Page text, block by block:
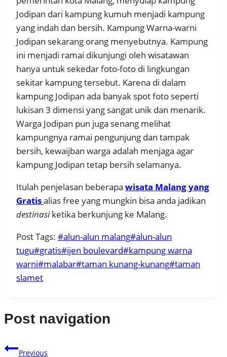
Jodipan dari kampung kumuh menjadi kampung
yang indah dan bersih. Kampung Warna-warni
Jodipan sekarang orang menyebutnya. Kampung
ini menjadi ramai dikunjungi oleh wisatawan
hanya untuk sekedar foto-foto di lingkungan
sekitar kampung tersebut. Karena di dalam
kampung Jodipan ada banyak spot foto seperti
lukisan 3 dimensi yang sangat unik dan menarik.
Warga Jodipan pun juga senang melihat
kampungnya ramai pengunjung dan tampak
bersih, kewaijban warga adalah menjaga agar
kampung Jodipan tetap bersih selamanya.
Itulah penjelasan beberapa wisata Malang yang
Gratisalias free yang mungkin bisa anda jadikan
destinasiketika berkunjung ke Malang.
Post Tags: #alun-alun malang#alun-alun
tugu#gratis#ijen boulevard#kampung warna
warni#malabar#taman kunang-kunang#taman
slamet
Post navigation
Previous